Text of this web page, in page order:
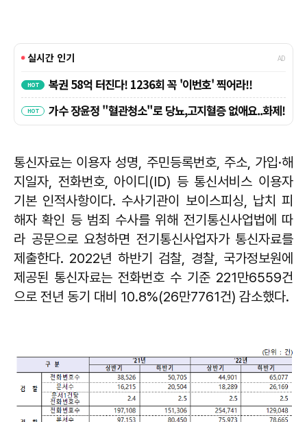
통신자료는 이용자 성명, 주민등록번호, 주소, 가입·해
지일자, 전화번호, 아이디(ID) 등 통신서비스 이용자
기본 인적사항이다. 수사기관이 보이스피싱, 납치 피
해자 확인 등 범죄 수사를 위해 전기통신사업법에 따
라 공문으로 요청하면 전기통신사업자가 통신자료를
제출한다. 2022년 하반기 검찰, 경찰, 국가정보원에
제공된 통신자료는 전화번호 수 기준 221만6559건
으로 전년 동기 대비 10.8%(26만7761건) 감소했다.